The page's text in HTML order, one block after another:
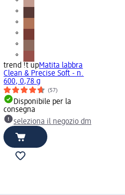
trend !t upMatita labbra
Clean & Precise Soft - n.
600, 0,78 g
(57)
Disponibile per la
consegna
seleziona il negozio dm